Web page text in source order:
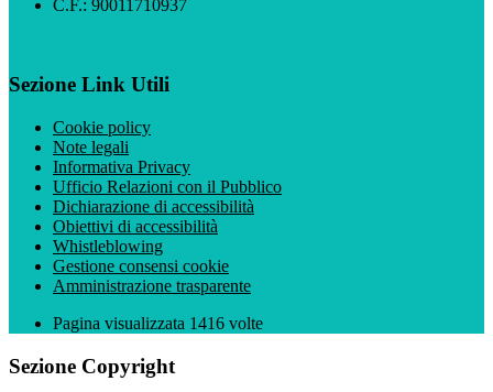
C.F.: 90011710937
Sezione Link Utili
Cookie policy
Note legali
Informativa Privacy
Ufficio Relazioni con il Pubblico
Dichiarazione di accessibilità
Obiettivi di accessibilità
Whistleblowing
Gestione consensi cookie
Amministrazione trasparente
Pagina visualizzata 1416 volte
Sezione Copyright